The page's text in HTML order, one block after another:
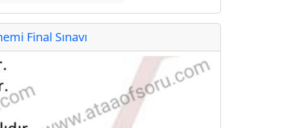
Final Sınavı